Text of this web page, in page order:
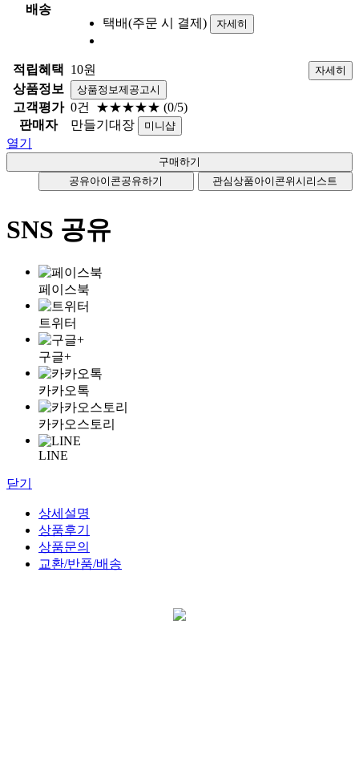
배송
택배(주문 시 결제)
자세히
적립혜택 10원 자세히
상품정보 상품정보제공고시
고객평가 0건 ★★★★★ (0/5)
판매자
만들기대장 미니샵
열기
공유아이콘공유하기 관심상품아이콘위시리스트
SNS 공유
페이스북
트위터
구글+
카카오톡
카카오스토리
LINE
닫기
상세설명
상품후기
상품문의
교환/반품/배송